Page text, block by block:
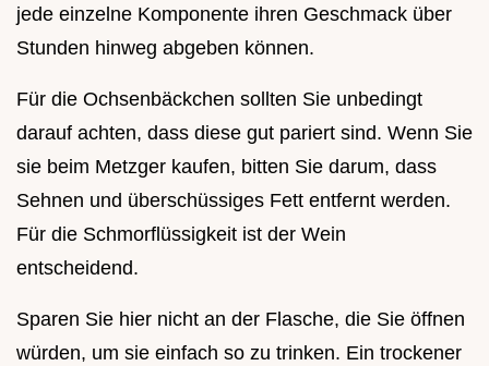
jede einzelne Komponente ihren Geschmack über
Stunden hinweg abgeben können.
Für die Ochsenbäckchen sollten Sie unbedingt
darauf achten, dass diese gut pariert sind. Wenn Sie
sie beim Metzger kaufen, bitten Sie darum, dass
Sehnen und überschüssiges Fett entfernt werden.
Für die Schmorflüssigkeit ist der Wein
entscheidend.
Sparen Sie hier nicht an der Flasche, die Sie öffnen
würden, um sie einfach so zu trinken. Ein trockener